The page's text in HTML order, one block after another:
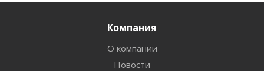
Компания
О компании
Новости